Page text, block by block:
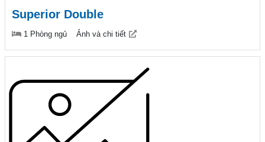
Superior Double
1 Phòng ngủ Ảnh và chi tiết